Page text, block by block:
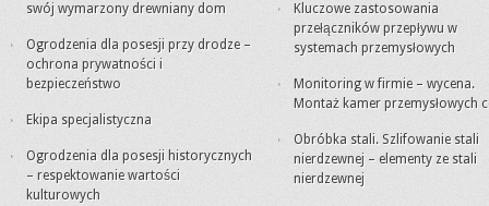
swój wymarzony drewniany dom
Ogrodzenia dla posesji przy drodze –
ochrona prywatności i
bezpieczeństwo
Ekipa specjalistyczna
Ogrodzenia dla posesji historycznych
– respektowanie wartości
kulturowych
Kluczowe zastosowania
przełączników przepływu w
systemach przemysłowych
Monitoring w firmie – wycena.
Montaż kamer przemysłowych
Obróbka stali. Szlifowanie stali
nierdzewnej – elementy ze stali
nierdzewnej